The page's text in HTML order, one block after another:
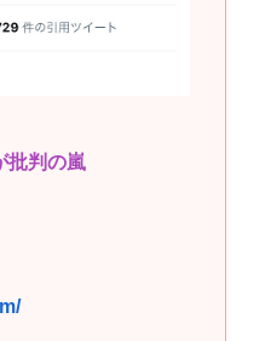
批判の嵐